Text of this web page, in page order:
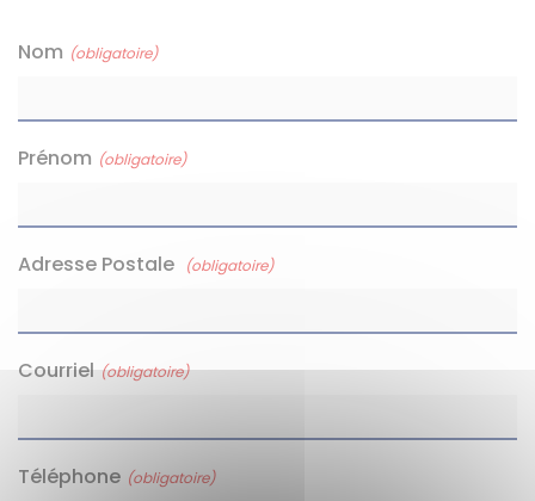
Nom (obligatoire)
Prénom (obligatoire)
Adresse Postale (obligatoire)
Courriel (obligatoire)
Téléphone (obligatoire)